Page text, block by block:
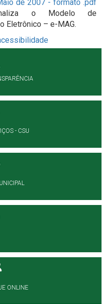
de 2007 - formato .pdf
o Modelo de
Eletrônico – e-MAG.
- CSU
ONLINE